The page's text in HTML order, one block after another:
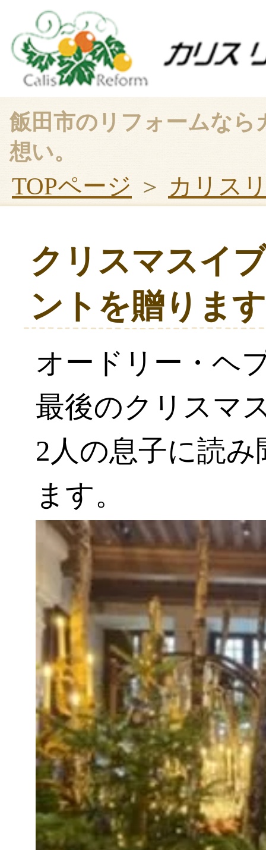
飯田市のリフォームな
想い。
TOPページ ＞ カリス
クリスマスイ
ントを贈りま
オードリー・ヘ
最後のクリスマ
2人の息子に読
ます。